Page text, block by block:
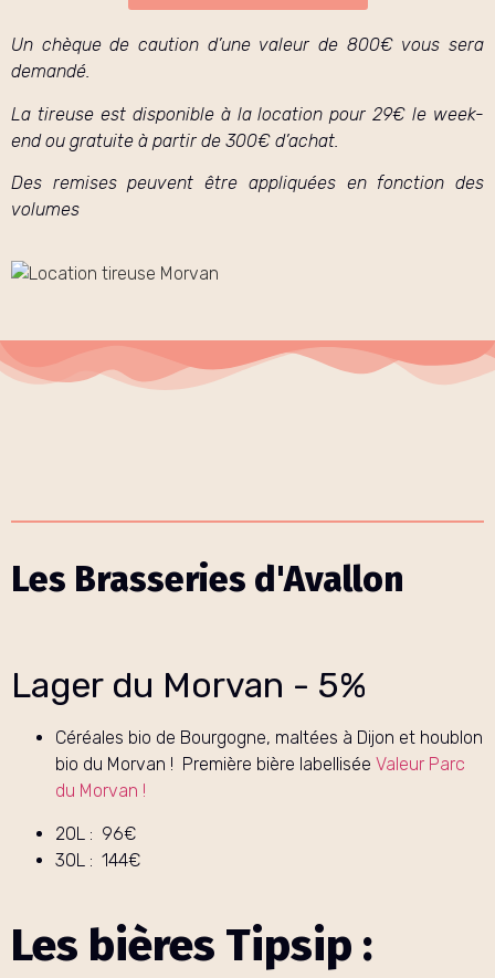
Un chèque de caution d’une valeur de 800€ vous sera
demandé.
La tireuse est disponible à la location pour 29€ le week-
end ou gratuite à partir de 300€ d’achat.
Des remises peuvent être appliquées en fonction des
volumes
Les Brasseries d'Avallon
Lager du Morvan - 5%
Céréales bio de Bourgogne, maltées à Dijon et houblon
bio du Morvan ! Première bière labellisée Valeur Parc
du Morvan !
20L : 96€
30L : 144€
Les bières Tipsip :